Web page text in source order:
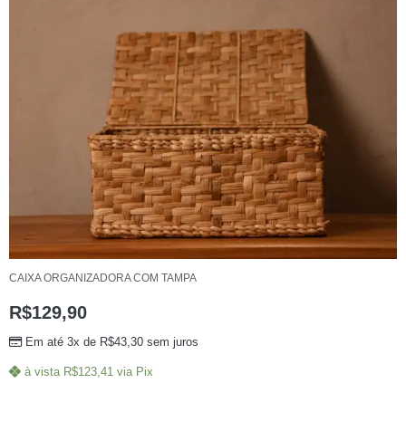
CAIXA ORGANIZADORA COM TAMPA
R$129,90
Em até 3x de R$43,30 sem juros
à vista R$123,41 via Pix